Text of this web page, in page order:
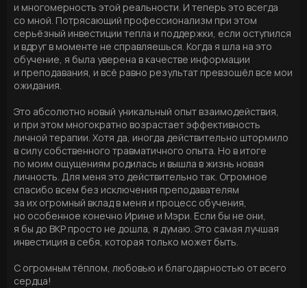
и многомерность этой реальности. И теперь это всегда
со мной. Потрясающий профессионализм при этом
серьёзный инвестиции тепла и поддержки, если оступился
и вдруг в моменте не справляешься. Когда я шла на это
обучение, я была уверена в качестве информации
и преподавания, и всё равно результат превзошёл все мои
ожидания.
Это абсолютно новый уникальный опыт взаимодействия,
и при этом многократно возрастает эффективность
личной терапии. Хотя да, иногда действительно штормило
в силу собственного травматичного опыта. Но в итоге
по моим ощущениям родилась и вышла в жизнь новая
личность. Для меня это действительно так. Огромное
спасибо всем без исключения преподавателям
за их огромный вклад в меня и процесс обучения,
но особенное конечно Ирине и Мэри. Если бы не они,
я бы до ВКР просто не дошла, я думаю. Это самая лучшая
инвестиция в себя, которая только может быть.
С огромным тёплом, любовью и благодарностью от всего
сердца!